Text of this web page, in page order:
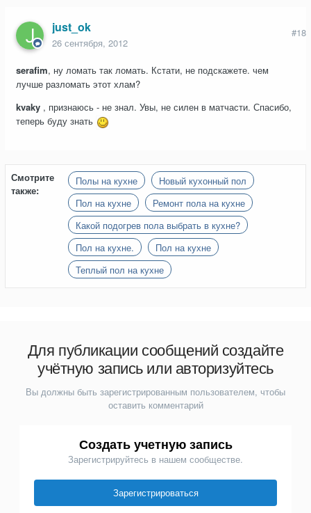
just_ok
26 сентября, 2012
#18
serafim, ну ломать так ломать. Кстати, не подскажете. чем
лучше разломать этот хлам?
kvaky , признаюсь - не знал. Увы, не силен в матчасти. Спасибо,
теперь буду знать
Смотрите
также:
Полы на кухне
Новый кухонный пол
Пол на кухне
Ремонт пола на кухне
Какой подогрев пола выбрать в кухне?
Пол на кухне.
Пол на кухне
Теплый пол на кухне
Для публикации сообщений создайте
учётную запись или авторизуйтесь
Вы должны быть зарегистрированным пользователем, чтобы
оставить комментарий
Создать учетную запись
Зарегистрируйтесь в нашем сообществе.
Зарегистрироваться